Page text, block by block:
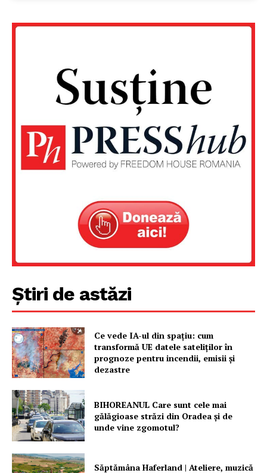
Un proiect
FREEDOM HOUSE ROMÂNIA
PRESShub
Proiecte editoriale
Știri de astăzi
Ce vede IA-ul din spațiu: cum
transformă UE datele sateliților în
prognoze pentru incendii, emisii și
dezastre
BIHOREANUL Care sunt cele mai
gălăgioase străzi din Oradea și de
unde vine zgomotul?
Săptămâna Haferland | Ateliere, muzică